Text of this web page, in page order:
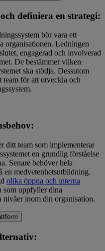
definiera en strategi:
bör vara ett
organisationen. Ledningen
engagerad och involverad
De bestämmer vilken
ska stödja. Dessutom
team för att utveckla och
ditt team som implementerar
en grundlig förståelse
Senare behöver hela
en medvetenhetsutbildning.
olika öppna och interna
som uppfyller dina
nivåer inom din organisation.